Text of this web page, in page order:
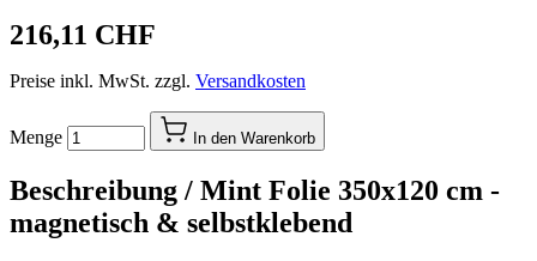
216,11 CHF
Preise inkl. MwSt. zzgl. Versandkosten
Menge In den Warenkorb
Beschreibung / Mint Folie 350x120 cm -
magnetisch & selbstklebend